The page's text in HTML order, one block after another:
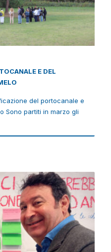
E DEL
del portocanale e
Sono partiti in marzo gli
del portocanale e